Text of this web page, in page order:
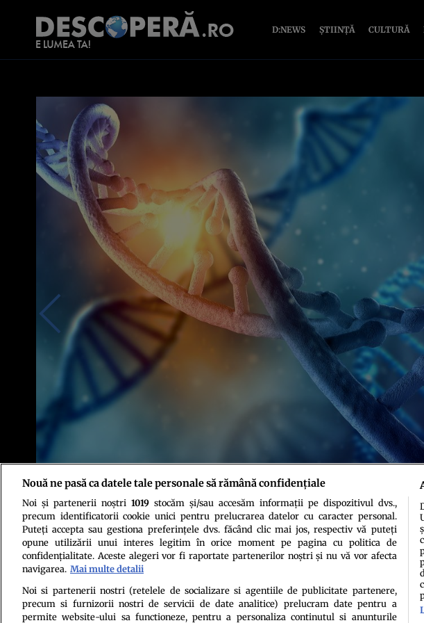
D:NEWS ȘTIINȚĂ CULTURĂ
Foto: Shutterstock
Politica de confidenţialitatePolitica de
Nouă ne pasă ca datele tale personale să rămână confidențiale
Noi și partenerii noștri 1019stocăm și/sau accesăm informații pe dispozitivul dvs.,
precum identificatorii cookie unici pentru prelucrarea datelor cu caracter personal.
Puteți accepta sau gestiona preferințele dvs. făcând clic mai jos, respectiv vă puteți
opune utilizării unui interes legitim în orice moment pe pagina cu politica de
confidențialitate. Aceste alegeri vor fi raportate partenerilor noștri și nu vă vor afecta
navigarea. Mai multe detalii
Noi si partenerii nostri (retelele de socializare si agentiile de publicitate partenere,
precum si furnizorii nostri de servicii de date analitice) prelucram date pentru a
permite website-ului sa functioneze, pentru a personaliza continutul si anunturile